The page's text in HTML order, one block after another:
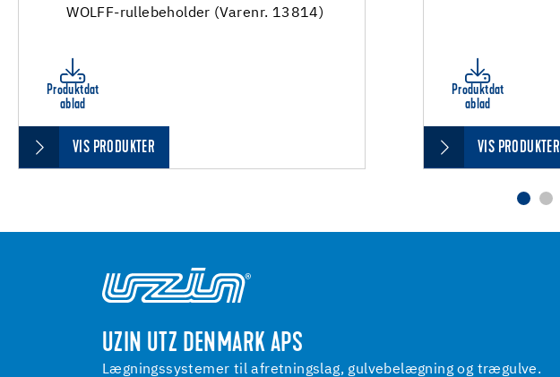
WOLFF-rullebeholder (Varenr. 13814)
Produktdat
ablad
VIS PRODUKTER
Produktdat
ablad
VIS PRODUKTER
UZIN UTZ DENMARK APS
Lægningssystemer til afretningslag, gulvebelægning og trægulve.